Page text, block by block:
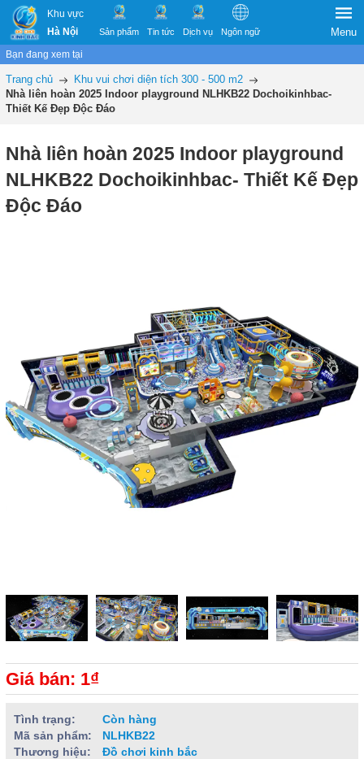
Khu vực
Hà Nội
Sản phẩm Tin tức Dịch vụ Ngôn ngữ Menu
Bạn đang xem tại
Trang chủ
Khu vui chơi diện tích 300 - 500 m2
Nhà liên hoàn 2025 Indoor playground NLHKB22 Dochoikinhbac-
Thiết Kế Đẹp Độc Đáo
Nhà liên hoàn 2025 Indoor playground
NLHKB22 Dochoikinhbac- Thiết Kế Đẹp
Độc Đáo
Giá bán: 1₫
Tình trạng:
Còn hàng
Mã sản phẩm:
NLHKB22
Thương hiệu:
Đồ chơi kinh bắc